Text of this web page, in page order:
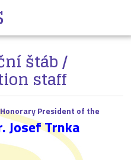
štáb /
staff
President of the
Josef Trnka